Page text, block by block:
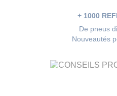
+ 1000
De pneus
Nouveautés